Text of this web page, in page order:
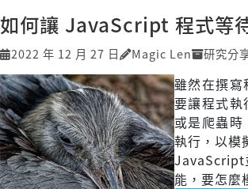
如何讓 JavaScript 程式等
2022 年 12 月 27 日 Magic Len 研究分
雖然在撰
要讓程式
或是爬蟲
執行，以模
JavaScript
能，要怎麼